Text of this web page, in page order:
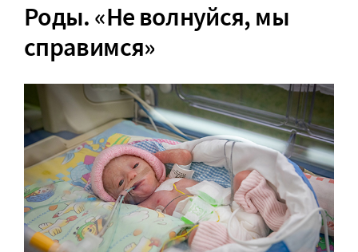
Роды. «Не волнуйся, мы
справимся»